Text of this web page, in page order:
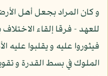
و كان المراد بجعل أهل
للعهد - فرقا إلقاء
فيثوروا عليه و يقلبوا
الملوك في بسط القدرة و